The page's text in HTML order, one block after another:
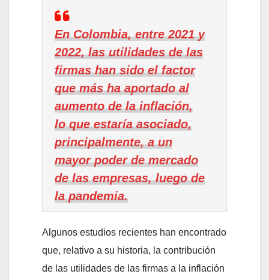
En Colombia, entre 2021 y
2022, las utilidades de las
firmas han sido el factor
que más ha aportado al
aumento de la inflación,
lo que estaría asociado,
principalmente, a un
mayor poder de mercado
de las empresas, luego de
la pandemia.
Algunos estudios recientes han encontrado
que, relativo a su historia, la contribución
de las utilidades de las firmas a la inflación